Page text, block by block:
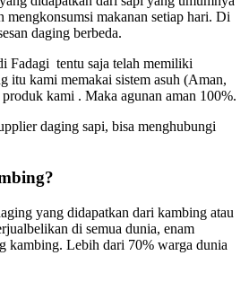
mengkonsumsi makanan setiap hari. Di
daging berbeda.
Fadagi tentu saja telah memiliki
itu kami memakai sistem asuh (Aman,
kami . Maka agunan aman 100%.
daging sapi, bisa menghubungi
yang didapatkan dari kambing atau
di semua dunia, enam
kambing. Lebih dari 70% warga dunia